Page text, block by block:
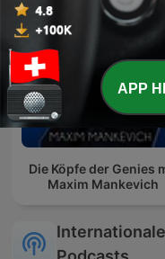
Die Köpfe der Genies
Maxim Mankevich
APP